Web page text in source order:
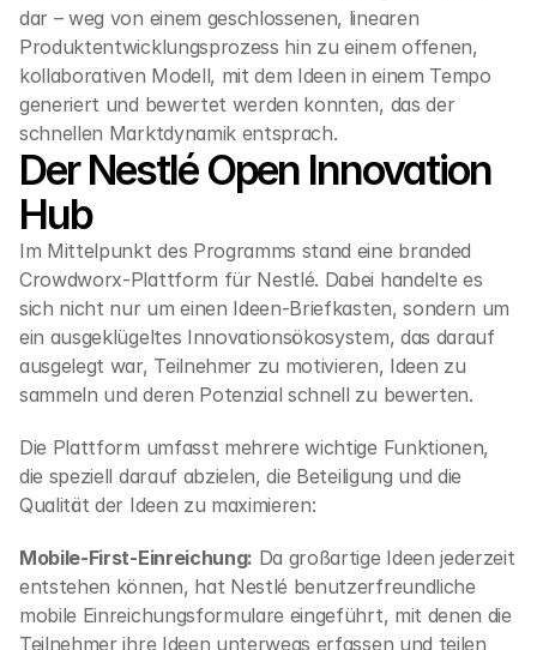
dar – weg von einem geschlossenen, linearen
Produktentwicklungsprozess hin zu einem offenen,
kollaborativen Modell, mit dem Ideen in einem Tempo
generiert und bewertet werden konnten, das der
schnellen Marktdynamik entsprach.
Der Nestlé Open Innovation
Hub
Im Mittelpunkt des Programms stand eine branded
Crowdworx-Plattform für Nestlé. Dabei handelte es
sich nicht nur um einen Ideen-Briefkasten, sondern um
ein ausgeklügeltes Innovationsökosystem, das darauf
ausgelegt war, Teilnehmer zu motivieren, Ideen zu
sammeln und deren Potenzial schnell zu bewerten.
Die Plattform umfasst mehrere wichtige Funktionen,
die speziell darauf abzielen, die Beteiligung und die
Qualität der Ideen zu maximieren:
Mobile-First-Einreichung: Da großartige Ideen jederzeit
entstehen können, hat Nestlé benutzerfreundliche
mobile Einreichungsformulare eingeführt, mit denen die
Teilnehmer ihre Ideen unterwegs erfassen und teilen